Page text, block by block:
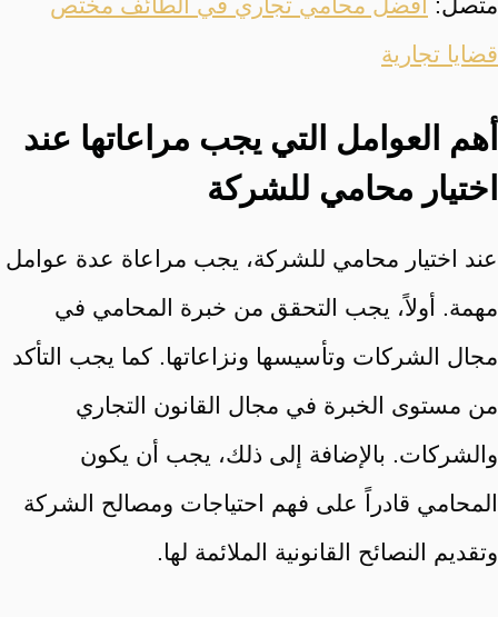
قضايا تجارية
أهم العوامل التي يجب مراعاتها عند
اختيار محامي للشركة
عند اختيار محامي للشركة، يجب مراعاة عدة عوامل
مهمة. أولاً، يجب التحقق من خبرة المحامي في
مجال الشركات وتأسيسها ونزاعاتها. كما يجب التأكد
من مستوى الخبرة في مجال القانون التجاري
والشركات. بالإضافة إلى ذلك، يجب أن يكون
المحامي قادراً على فهم احتياجات ومصالح الشركة
وتقديم النصائح القانونية الملائمة لها.